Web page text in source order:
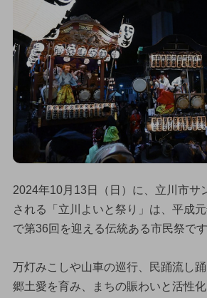
2024年10月13日（日）に、立川市サ
される「立川よいと祭り」は、平成
で第36回を迎える伝統ある市民祭です
万灯みこしや山車の巡行、民踊流し踊
郷土愛を育み、まちの賑わいと活性